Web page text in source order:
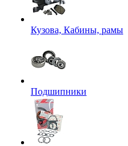
Кузова, Кабины, рамы
Подшипники